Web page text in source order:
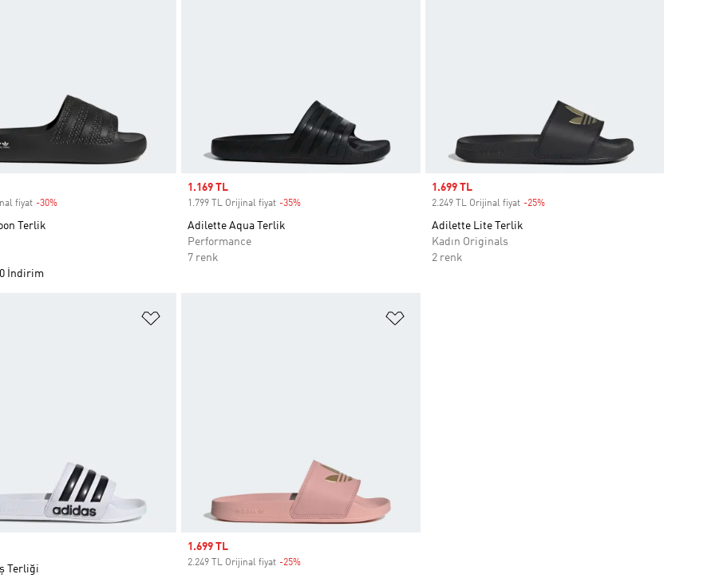
fiyat -30%Discount
Terlik
İndirim
Sale price
1.169 TL
1.799 TL Orijinal fiyat -35%
Adilette Aqua Terlik
Performance
7 renk
Sale price
1.699 TL
2.249 TL Orijinal fiyat -25%Discount
Adilette Lite Terlik
Kadın Originals
2 renk
Terliği
Sale price
1.699 TL
2.249 TL Orijinal fiyat -25%